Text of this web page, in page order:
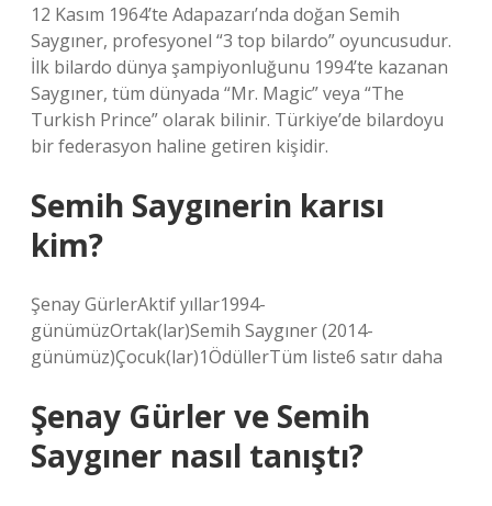
12 Kasım 1964’te Adapazarı’nda doğan Semih
Saygıner, profesyonel “3 top bilardo” oyuncusudur.
İlk bilardo dünya şampiyonluğunu 1994’te kazanan
Saygıner, tüm dünyada “Mr. Magic” veya “The
Turkish Prince” olarak bilinir. Türkiye’de bilardoyu
bir federasyon haline getiren kişidir.
Semih Saygınerin karısı
kim?
Şenay GürlerAktif yıllar1994-
günümüzOrtak(lar)Semih Saygıner (2014-
günümüz)Çocuk(lar)1ÖdüllerTüm liste6 satır daha
Şenay Gürler ve Semih
Saygıner nasıl tanıştı?